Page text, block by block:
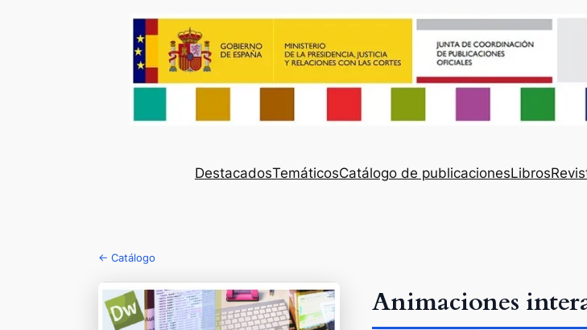
DestacadosTemáticosCatálogo de publicacionesLibros
← Catálogo
Animaciones